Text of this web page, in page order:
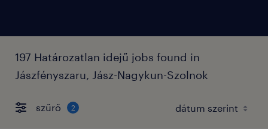
197 Határozatlan idejű jobs found in
Jászfényszaru, Jász-Nagykun-Szolnok
szűrő 2